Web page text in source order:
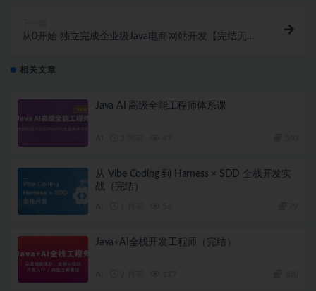
从0开始 独立完成企业级Java电商网站开发【完结无
相关文章
Java AI 高级全能工程师体系课
从 Vibe Coding 到 Harness × SDD 全栈开发实
战（完结）
Java+AI全栈开发工程师（完结）